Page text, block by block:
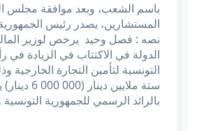
باسم الشعب، وبعد موافقة مجلس
المستشارين، يصدر رئيس الجمهورية
نصه : فصل وحيد يرخص لوزير
الدولة في الاكتتاب في الزيادة
التونسية لتأمين التجارة الخارجية
ستة ملايين
بالرائد الرسمي للجمهورية التونسية